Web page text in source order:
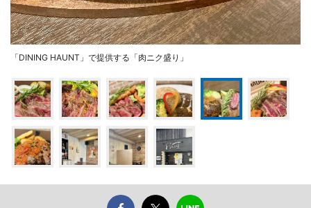
「DINING HAUNT」で提供する「肉ニク盛り」